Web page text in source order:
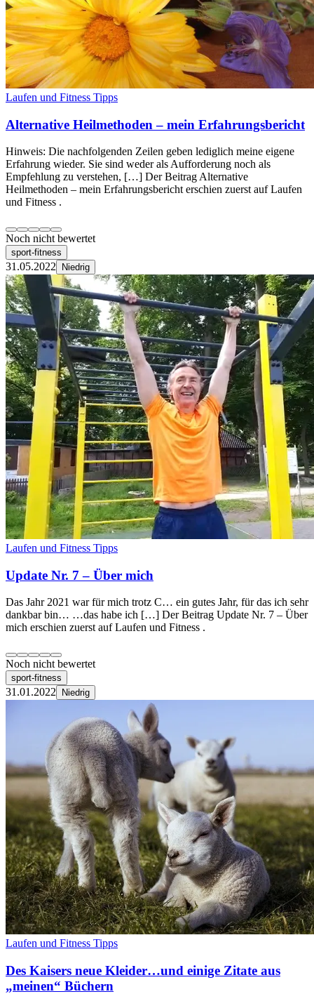
Laufen und Fitness Tipps
Alternative Heilmethoden – mein Erfahrungsbericht
Hinweis: Die nachfolgenden Zeilen geben lediglich meine eigene
Erfahrung wieder. Sie sind weder als Aufforderung noch als
Empfehlung zu verstehen, […] Der Beitrag Alternative
Heilmethoden – mein Erfahrungsbericht erschien zuerst auf Laufen
und Fitness .
Noch nicht bewertet
sport-fitness
31.05.2022 Niedrig
Laufen und Fitness Tipps
Update Nr. 7 – Über mich
Das Jahr 2021 war für mich trotz C… ein gutes Jahr, für das ich sehr
dankbar bin… …das habe ich […] Der Beitrag Update Nr. 7 – Über
mich erschien zuerst auf Laufen und Fitness .
Noch nicht bewertet
sport-fitness
31.01.2022 Niedrig
Laufen und Fitness Tipps
Des Kaisers neue Kleider…und einige Zitate aus
„meinen“ Büchern